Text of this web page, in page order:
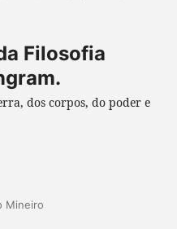
Filosofia
dos corpos, do poder e
Mineiro